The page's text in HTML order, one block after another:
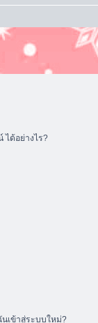
ได้อย่างไร?
เข้าสู่ระบบใหม่?